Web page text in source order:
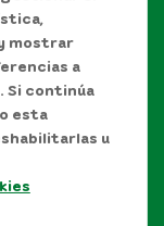
mostrar
a
Si continúa
esta
u
de